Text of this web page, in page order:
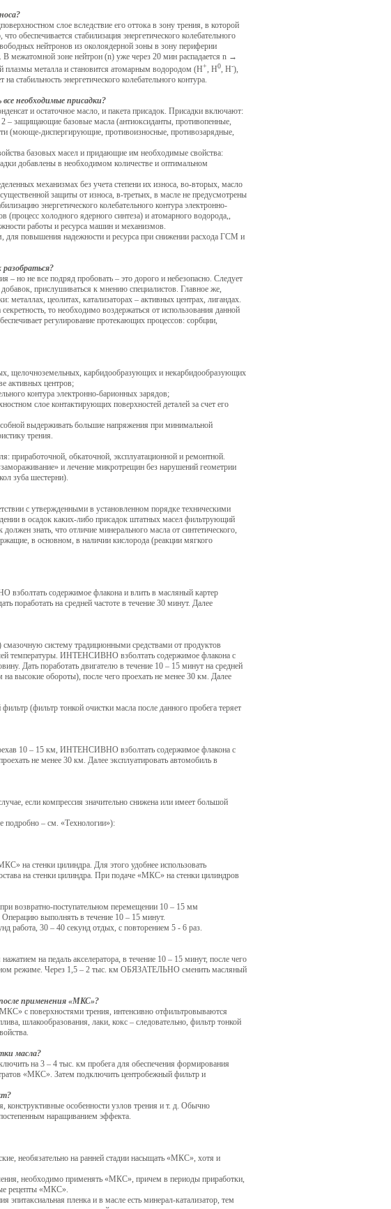
слое вследствие его оттока в зону трения, в которой
обеспечивается стабилизация энергетического колебательного
нейтронов из околоядерной зоны в зону периферии
В межатомной зоне нейтрон (n) уже через 20 мин распадается n →
плазмы металла и становится атомарным водородом (Н+, Н0, Н-),
стабильность энергетического колебательного контура.
необходимые присадки?
и остаточное масло, и пакета присадок. Присадки включают:
– защищающие базовые масла (антиоксиданты, противопенные,
(моюще-диспергирующие, противоизносные, противозарядные,
базовых масел и придающие им необходимые свойства:
добавлены в необходимом количестве и оптимальном
механизмах без учета степени их износа, во-вторых, масло
защиты от износа, в-третьих, в масле не предусмотрены
энергетического колебательного контура электронно-
холодного ядерного синтеза) и атомарного водорода,,
работы и ресурса машин и механизмов.
повышения надежности и ресурса при снижении расхода ГСМ и
разобраться?
но не все подряд пробовать – это дорого и небезопасно. Следует
прислушиваться к мнению специалистов. Главное же,
цеолитах, катализаторах – активных центрах, лигандах.
то необходимо воздержаться от использования данной
регулирование протекающих процессов: сорбции,
щелочноземельных, карбидообразующих и некарбидообразующих
активных центров;
контура электронно-барионных зарядов;
слое контактирующих поверхностей деталей за счет его
выдерживать большие напряжения при минимальной
трения.
обкаточной, эксплуатационной и ремонтной.
и лечение микротрещин без нарушений геометрии
зуба шестерни).
с утвержденными в установленном порядке техническими
в осадок каких-либо присадок штатных масел фильтрующий
знать, что отличие минерального масла от синтетического,
в основном, в наличии кислорода (реакции мягкого
содержимое флакона и влить в масляный картер
поработать на средней частоте в течение 30 минут. Далее
систему традиционными средствами от продуктов
температуры. ИНТЕНСИВНО взболтать содержимое флакона с
Дать поработать двигателю в течение 10 – 15 минут на средней
высокие обороты), после чего проехать не менее 30 км. Далее
(фильтр тонкой очистки масла после данного пробега теряет
10 – 15 км, ИНТЕНСИВНО взболтать содержимое флакона с
не менее 30 км. Далее эксплуатировать автомобиль в
если компрессия значительно снижена или имеет большой
подробно – см. «Технологии»):
на стенки цилиндра. Для этого удобнее использовать
на стенки цилиндра. При подаче «МКС» на стенки цилиндров
возвратно-поступательном перемещении 10 – 15 мм
Операцию выполнять в течение 10 – 15 минут.
30 – 40 секунд отдых, с повторением 5 - 6 раз.
на педаль акселератора, в течение 10 – 15 минут, после чего
режиме. Через 1,5 – 2 тыс. км ОБЯЗАТЕЛЬНО сменить масляный
применения «МКС»?
с поверхностями трения, интенсивно отфильтровываются
шлакообразования, лаки, кокс – следовательно, фильтр тонкой
масла?
на 3 – 4 тыс. км пробега для обеспечения формирования
«МКС». Затем подключить центробежный фильтр и
конструктивные особенности узлов трения и т. д. Обычно
наращиванием эффекта.
необязательно на ранней стадии насыщать «МКС», хотя и
необходимо применять «МКС», причем в периоды приработки,
рецепты «МКС».
пленка и в масле есть минерал-катализатор, тем